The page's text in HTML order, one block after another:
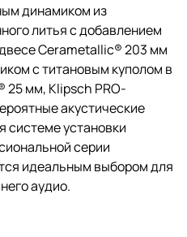
динамиком из
литья с добавлением
Cerametallic® 203 мм
с титановым куполом в
25 мм, Klipsch PRO-
акустические
системе установки
серии
идеальным выбором для
аудио.